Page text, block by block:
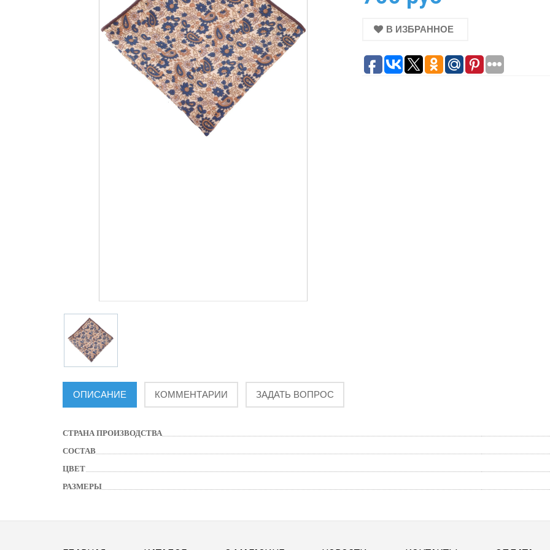
В ИЗБРАННОЕ
ОПИСАНИЕ КОММЕНТАРИИ ЗАДАТЬ ВОПРОС
СТРАНА ПРОИЗВОДСТВА
СОСТАВ
ЦВЕТ
РАЗМЕРЫ